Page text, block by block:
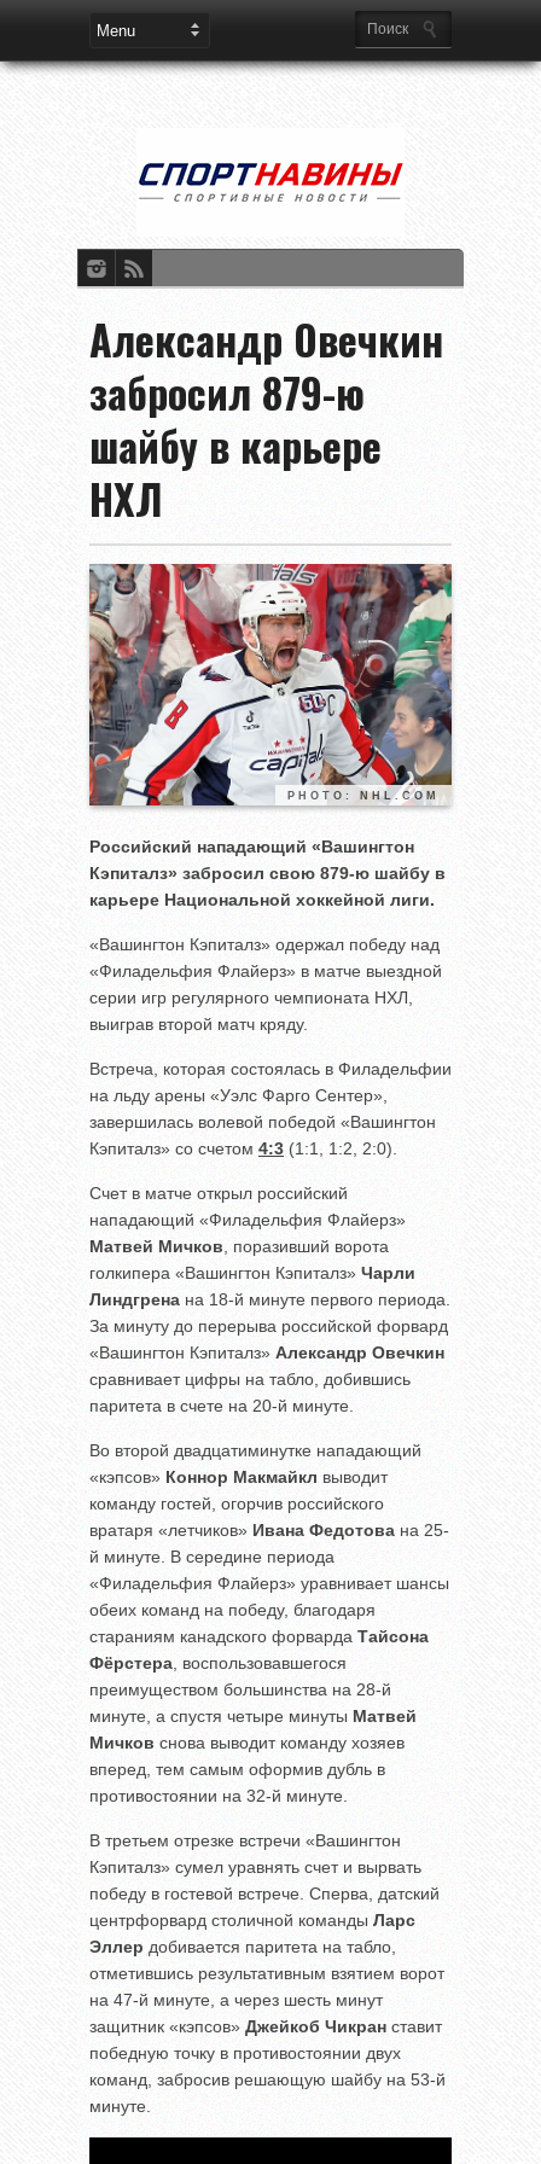
Александр Овечкин
забросил 879-ю
шайбу в карьере
НХЛ
PHOTO: NHL.COM
Российский нападающий «Вашингтон
Кэпиталз» забросил свою 879-ю шайбу в
карьере Национальной хоккейной лиги.
«Вашингтон Кэпиталз» одержал победу над
«Филадельфия Флайерз» в матче выездной
серии игр регулярного чемпионата НХЛ,
выиграв второй матч кряду.
Встреча, которая состоялась в Филадельфии
на льду арены «Уэлс Фарго Сентер»,
завершилась волевой победой «Вашингтон
Кэпиталз» со счетом 4:3 (1:1, 1:2, 2:0).
Счет в матче открыл российский
нападающий «Филадельфия Флайерз»
Матвей Мичков, поразивший ворота
голкипера «Вашингтон Кэпиталз» Чарли
Линдгрена на 18-й минуте первого периода.
За минуту до перерыва российской форвард
«Вашингтон Кэпиталз» Александр Овечкин
сравнивает цифры на табло, добившись
паритета в счете на 20-й минуте.
Во второй двадцатиминутке нападающий
«кэпсов» Коннор Макмайкл выводит
команду гостей, огорчив российского
вратаря «летчиков» Ивана Федотова на 25-
й минуте. В середине периода
«Филадельфия Флайерз» уравнивает шансы
обеих команд на победу, благодаря
стараниям канадского форварда Тайсона
Фёрстера, воспользовавшегося
преимуществом большинства на 28-й
минуте, а спустя четыре минуты Матвей
Мичков снова выводит команду хозяев
вперед, тем самым оформив дубль в
противостоянии на 32-й минуте.
В третьем отрезке встречи «Вашингтон
Кэпиталз» сумел уравнять счет и вырвать
победу в гостевой встрече. Сперва, датский
центрфорвард столичной команды Ларс
Эллер добивается паритета на табло,
отметившись результативным взятием ворот
на 47-й минуте, а через шесть минут
защитник «кэпсов» Джейкоб Чикран ставит
победную точку в противостоянии двух
команд, забросив решающую шайбу на 53-й
минуте.